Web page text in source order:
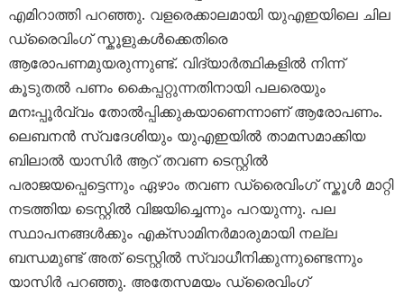
എമിറാത്തി പറഞ്ഞു. വളരെക്കാലമായി യുഎഇയിലെ ചില
ഡ്രൈവിം​ഗ് സ്കൂളുകൾക്കെതിരെ
ആരോപണമുയരുന്നുണ്ട്. വിദ്യാർത്ഥികളിൽ നിന്ന്
കൂടുതൽ പണം കൈപ്പറ്റുന്നതിനായി പലരെയും
മനഃപ്പൂർവ്വം തോൽപ്പിക്കുകയാണെന്നാണ് ആരോപണം.
ലെബനൻ സ്വദേശിയും യുഎഇയിൽ താമസമാക്കിയ
ബിലാൽ യാസിർ ആറ് തവണ ടെസ്റ്റിൽ
പരാജയപ്പെട്ടെന്നും ഏഴാം തവണ ഡ്രൈവിം​ഗ് സ്കൂൾ മാറ്റി
നടത്തിയ ടെസ്റ്റിൽ വിജയിച്ചെന്നും പറയുന്നു. പല
സ്ഥാപനങ്ങൾക്കും എക്സാമിനർമാരുമായി നല്ല
ബന്ധമുണ്ട് അത് ടെസ്റ്റിൽ സ്വാധീനിക്കുന്നുണ്ടെന്നും
യാസിർ പറഞ്ഞു. അതേസമയം ഡ്രൈവിംഗ്